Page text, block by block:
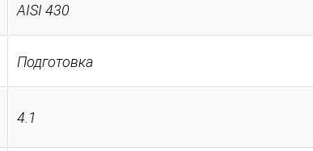
AISI 430
Подготовка
4.1